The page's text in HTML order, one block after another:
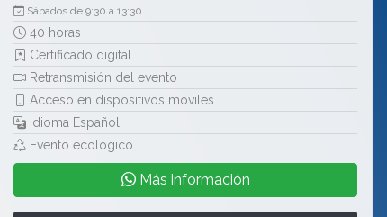
Sábados de 9:30 a 13:30
40 horas
Certificado digital
Retransmisión del evento
Acceso en dispositivos móviles
Idioma Español
Evento ecológico
Más información